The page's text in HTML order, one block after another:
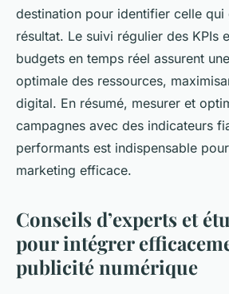
destination pour identifier celle qui
résultat. Le suivi régulier des KPIs
budgets en temps réel assurent
optimale des ressources,
digital. En résumé, mesurer et
campagnes avec des indicateurs
performants est indispensable
marketing efficace.
Conseils d’experts et
pour intégrer
publicité numérique